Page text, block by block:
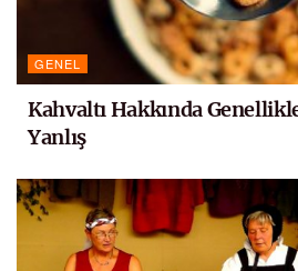
GENEL
Kahvaltı Hakkında
Yanlış